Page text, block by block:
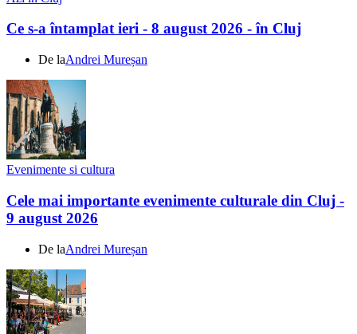
Ce s-a întamplat ieri - 8 august 2026 - în Cluj
De laAndrei Mureșan
Evenimente si cultura
Cele mai importante evenimente culturale din Cluj -
9 august 2026
De laAndrei Mureșan